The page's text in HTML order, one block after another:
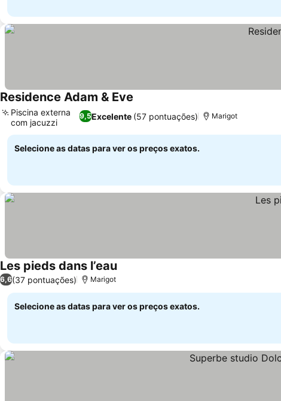
Residence Adam & Eve
9,5Excelente (57 pontuações)
Piscina externa
com jacuzzi
Marigot
Selecione as datas para ver os preços exatos.
Les pieds dans l’eau
6,6(37 pontuações) Marigot
Selecione as datas para ver os preços exatos.